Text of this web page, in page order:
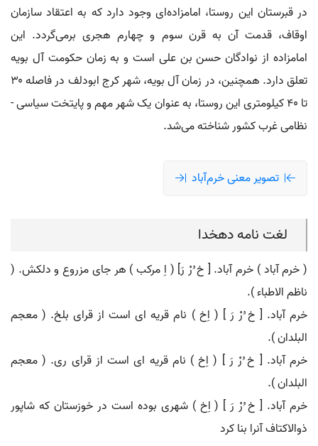
در قبرستان این روستا، امامزاده‌ای وجود دارد که به اعتقاد سازمان
اوقاف، قدمت آن به قرن سوم و چهارم هجری برمی‌گردد. این
امامزاده از نوادگان حسن بن علی است و به زمان حکومت آل بویه
تعلق دارد. همچنین، در زمان آل بویه، شهر کرج ابودلف در فاصله ۳۰
تا ۴۰ کیلومتری این روستا، به عنوان یک شهر مهم و پایتخت سیاسی -
نظامی غرب کشور شناخته می‌شد.
تصویر معنی خرم‌آباد
لغت نامه دهخدا
( خرم آباد ) خرم آباد. [ خ ُرْ رَ] ( اِ مرکب ) هر جای مزروع و دلکش. (
ناظم الاطباء ).
خرم آباد. [ خ ُرْ رَ ] ( اِخ ) نام قریه ای است از قرای بلخ. ( معجم
البلدان ).
خرم آباد. [ خ ُرْ رَ ] ( اِخ ) نام قریه ای است از قرای ری. ( معجم
البلدان ).
خرم آباد. [ خ ُرْ رَ ] ( اِخ ) شهری بوده است در خوزستان که شاپور
ذوالاکتاف آنرا بنا کرد